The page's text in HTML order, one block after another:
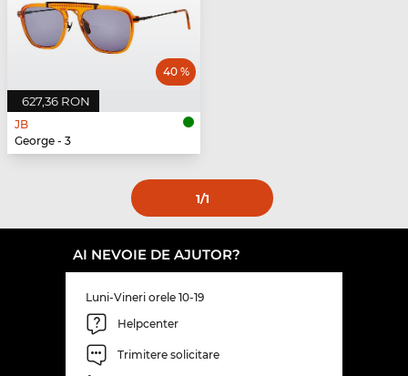
627,36 RON
40 %
JB
George - 3
1/1
AI NEVOIE DE AJUTOR?
Luni-Vineri orele 10-19
Helpcenter
Trimitere solicitare